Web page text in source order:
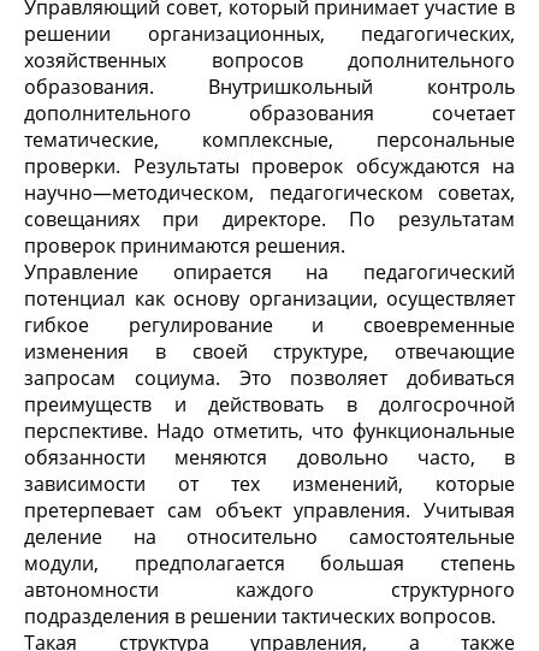
Управляющий совет, который принимает участие в
решении организационных, педагогических,
хозяйственных вопросов дополнительного
образования. Внутришкольный контроль
дополнительного образования сочетает
тематические, комплексные, персональные
проверки. Результаты проверок обсуждаются на
научно—методическом, педагогическом советах,
совещаниях при директоре. По результатам
проверок принимаются решения.
Управление опирается на педагогический
потенциал как основу организации, осуществляет
гибкое регулирование и своевременные
изменения в своей структуре, отвечающие
запросам социума. Это позволяет добиваться
преимуществ и действовать в долгосрочной
перспективе. Надо отметить, что функциональные
обязанности меняются довольно часто, в
зависимости от тех изменений, которые
претерпевает сам объект управления. Учитывая
деление на относительно самостоятельные
модули, предполагается большая степень
автономности каждого структурного
подразделения в решении тактических вопросов.
Такая структура управления, а также